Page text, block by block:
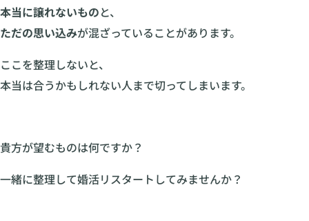
本当に譲れないものと、
ただの思い込みが混ざっていることがあります。
ここを整理しないと、
本当は合うかもしれない人まで切ってしまいます。
貴方が望むものは何ですか？
一緒に整理して婚活リスタートしてみませんか？